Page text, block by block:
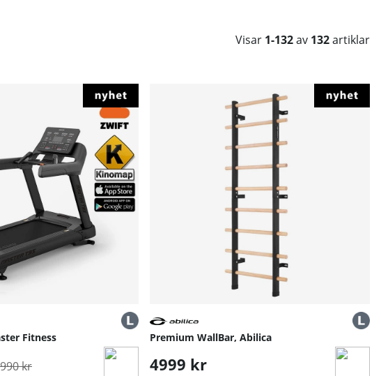
Visar 1-132av 132artiklar
Fitness
pris:
kr
Premium WallBar, Abilica
4999 kr